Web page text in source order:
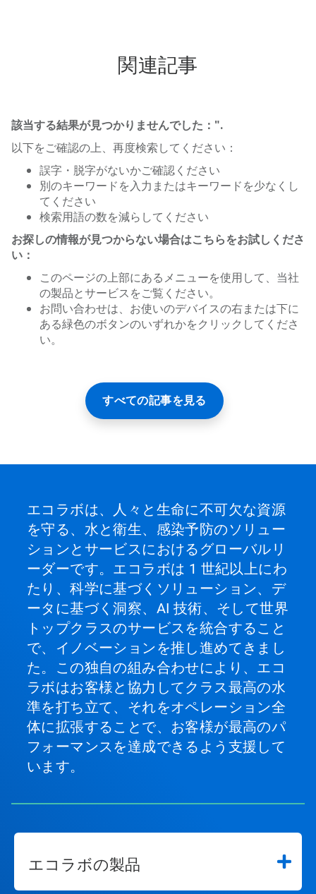
関連記事
該当する結果が見つかりませんでした： ".
以下をご確認の上、再度検索してください：
誤字・脱字がないかご確認ください
別のキーワードを入力またはキーワードを少なくし
てください
検索用語の数を減らしてください
お探しの情報が見つからない場合はこちらをお試しくださ
い：
このページの上部にあるメニューを使用して、当社
の製品とサービスをご覧ください。
お問い合わせは、お使いのデバイスの右または下に
ある緑色のボタンのいずれかをクリックしてくださ
い。
すべての記事を見る
エコラボは、人々と生命に不可欠な資源
を守る、水と衛生、感染予防のソリュー
ションとサービスにおけるグローバルリ
ーダーです。エコラボは 1 世紀以上にわ
たり、科学に基づくソリューション、デ
ータに基づく洞察、AI 技術、そして世界
トップクラスのサービスを統合すること
で、イノベーションを推し進めてきまし
た。この独自の組み合わせにより、エコ
ラボはお客様と協力してクラス最高の水
準を打ち立て、それをオペレーション全
体に拡張することで、お客様が最高のパ
フォーマンスを達成できるよう支援して
います。
エコラボの製品